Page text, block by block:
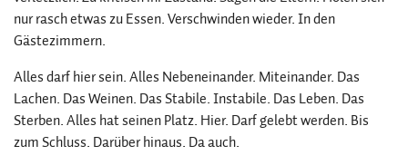
nur rasch etwas zu Essen. Verschwinden wieder. In den
Gästezimmern.
Alles darf hier sein. Alles Nebeneinander. Miteinander. Das
Lachen. Das Weinen. Das Stabile. Instabile. Das Leben. Das
Sterben. Alles hat seinen Platz. Hier. Darf gelebt werden. Bis
zum Schluss. Darüber hinaus. Da auch.